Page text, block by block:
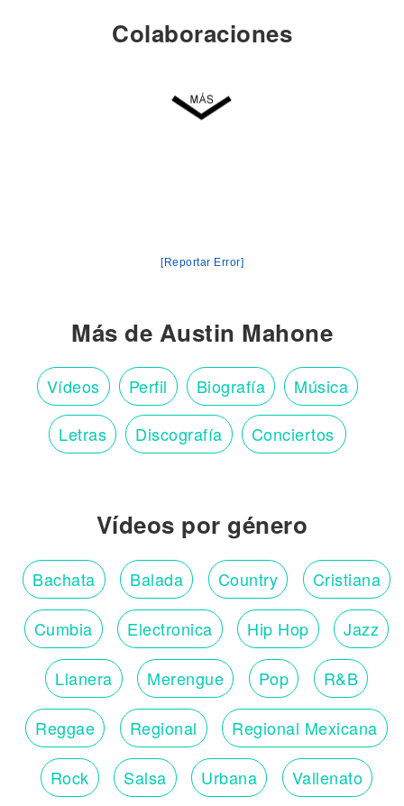
Colaboraciones
[Reportar Error]
Más de Austin Mahone
Vídeos Perfil Biografía Música
Letras Discografía Conciertos
Vídeos por género
Bachata Balada Country Cristiana
Cumbia Electronica Hip Hop Jazz
Llanera Merengue Pop R&B
Reggae Regional Regional Mexicana
Rock Salsa Urbana Vallenato